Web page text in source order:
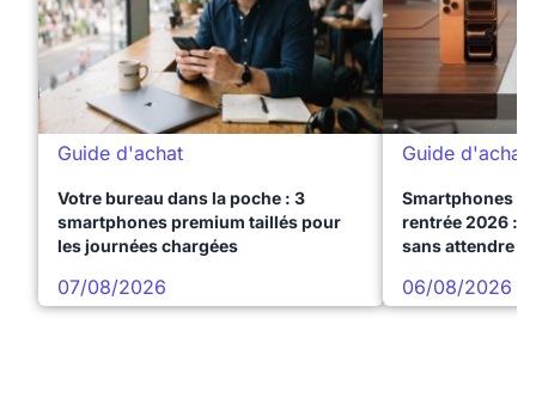
Guide d'achat
Votre bureau dans la poche : 3
smartphones premium taillés pour
les journées chargées
07/08/2026
Guide d'achat
Smartphones
rentrée 2026 :
sans attendre
06/08/2026